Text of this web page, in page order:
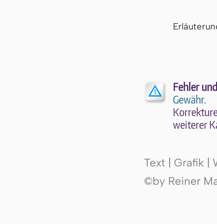
Fehler
Gewähr.
wei­te­rer
Text | Grafik |
©by Reiner